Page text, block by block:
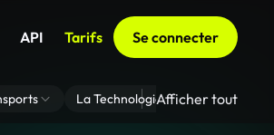
API Tarifs Se connecter
La Technologie Zoom En
Afficher tout